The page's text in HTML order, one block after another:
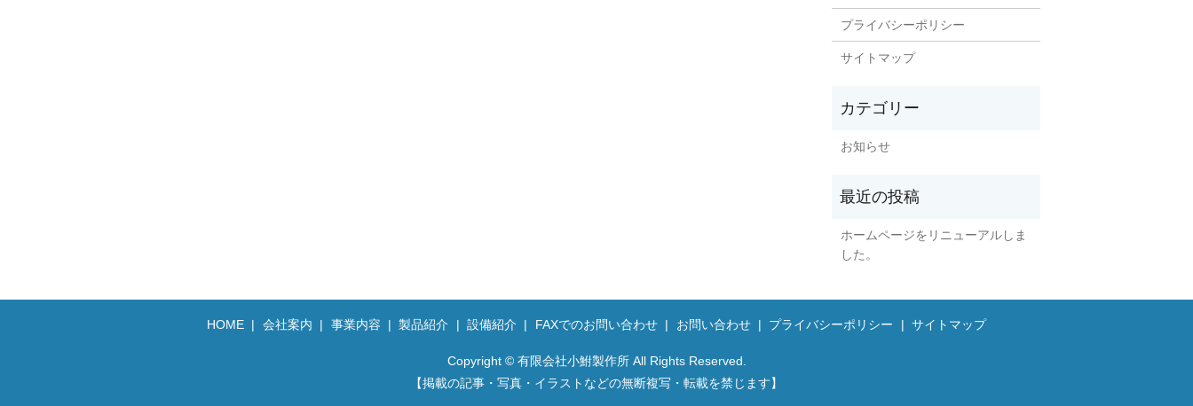
プライバシーポリシー
サイトマップ
お知らせ
ホームページをリニューアルしま
した。
HOME 会社案内 事業内容 製品紹介 設備紹介 FAXでのお問い合わせ お問い合わせ プライバシーポリシー サイトマップ
Copyright © 有限会社小鮒製作所 All Rights Reserved.
【掲載の記事・写真・イラストなどの無断複写・転載を禁じます】